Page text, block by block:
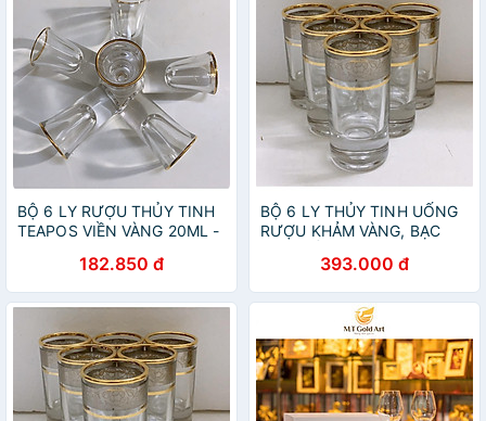
BỘ 6 LY RƯỢU THỦY TINH
TEAPOS VIỀN VÀNG 20ML -
182.850 đ
BỘ 6 LY THỦY TINH UỐNG
RƯỢU KHẢM VÀNG, BẠC
393.000 đ